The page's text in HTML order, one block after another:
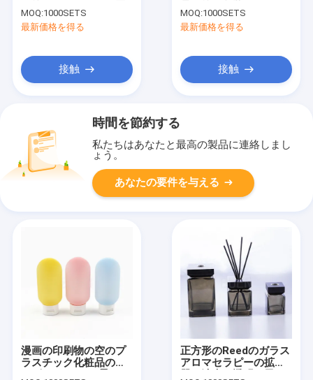
形を薄板にした
MOQ:1000SETS
最新価格を得る
接触
スタマイズした
MOQ:1000SETS
最新価格を得る
接触
時間を節約する
私たちはあなたと最高の製品に連絡しまし
ょう。
あなたの要件を与える
漫画の印刷物の空のプ
ラスチック化粧品の管
正方形のReedのガラス
アロマセラピーの拡散